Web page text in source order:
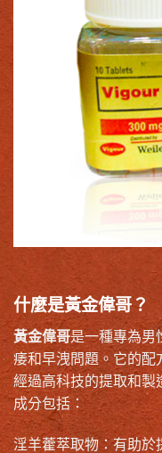
什麼是黃金偉哥？
黃金偉哥是一種專為男
痿和早洩問題。它的配
經過高科技的提取和製
成分包括：
淫羊藿萃取物：有助於